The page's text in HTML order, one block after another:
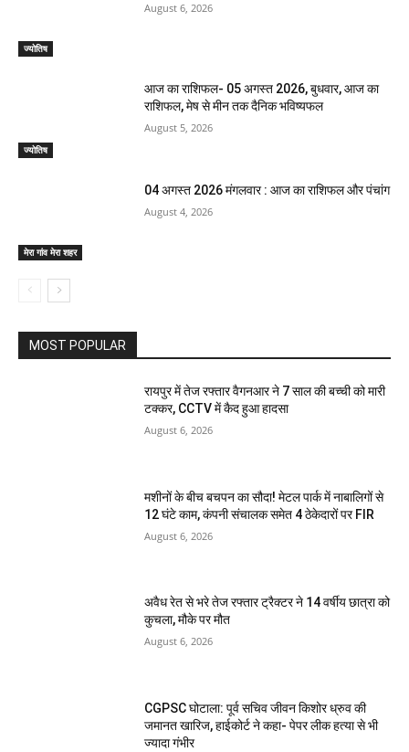
ज्योतिष
August 6, 2026
ज्योतिष
आज का राशिफल- 05 अगस्त 2026, बुधवार, आज का
राशिफल, मेष से मीन तक दैनिक भविष्यफल
August 5, 2026
मेरा गांव मेरा शहर
04 अगस्त 2026 मंगलवार : आज का राशिफल और पंचांग
August 4, 2026
MOST POPULAR
रायपुर में तेज रफ्तार वैगनआर ने 7 साल की बच्ची को मारी
टक्कर, CCTV में कैद हुआ हादसा
August 6, 2026
मशीनों के बीच बचपन का सौदा! मेटल पार्क में नाबालिगों से
12 घंटे काम, कंपनी संचालक समेत 4 ठेकेदारों पर FIR
August 6, 2026
अवैध रेत से भरे तेज रफ्तार ट्रैक्टर ने 14 वर्षीय छात्रा को
कुचला, मौके पर मौत
August 6, 2026
CGPSC घोटाला: पूर्व सचिव जीवन किशोर ध्रुव की
जमानत खारिज, हाईकोर्ट ने कहा- पेपर लीक हत्या से भी
ज्यादा गंभीर